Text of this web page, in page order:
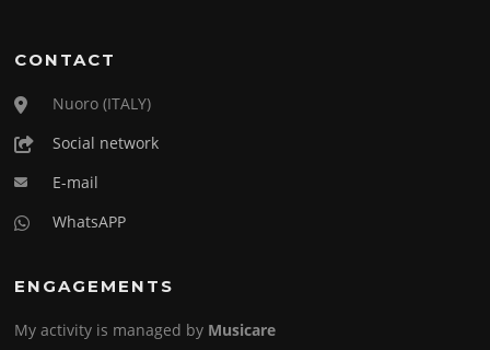
CONTACT
Nuoro (ITALY)
Social network
E-mail
WhatsAPP
ENGAGEMENTS
My activity is managed by Musicare